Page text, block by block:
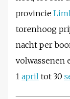
provincie
torenhoog
nacht per
volwassenen
1 april tot 30